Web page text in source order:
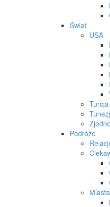
Świat
USA
Turcja
Podróże
Miasta